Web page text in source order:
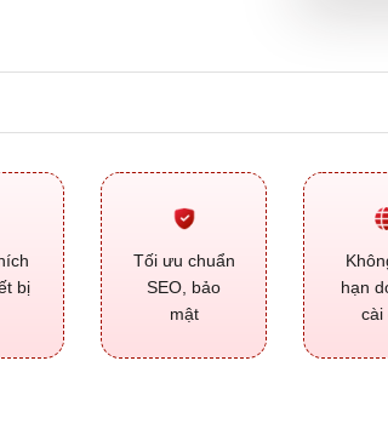
bị
Tối ưu chuẩn
SEO, bảo
mật
hạn
cài